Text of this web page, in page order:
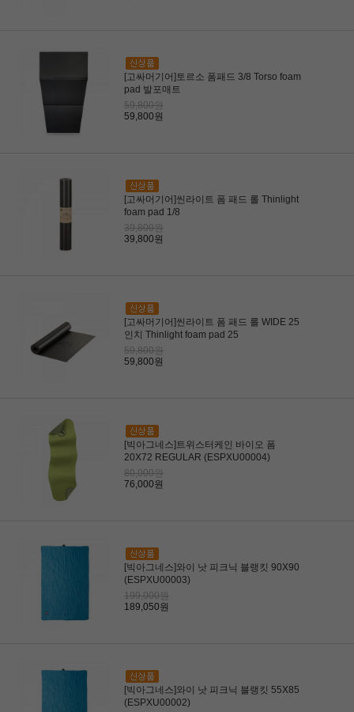
[고싸머기어]토르소 폼패드 3/8 Torso foam
pad 발포매트
59,800원
59,800원
[고싸머기어]씬라이트 폼 패드 롤 Thinlight
foam pad 1/8
39,800원
39,800원
[고싸머기어]씬라이트 폼 패드 롤 WIDE 25
인치 Thinlight foam pad 25
59,800원
59,800원
[빅아그네스]트위스터케인 바이오 폼
20X72 REGULAR (ESPXU00004)
80,000원
76,000원
[빅아그네스]와이 낫 피크닉 블랭킷 90X90
(ESPXU00003)
199,000원
189,050원
[빅아그네스]와이 낫 피크닉 블랭킷 55X85
(ESPXU00002)